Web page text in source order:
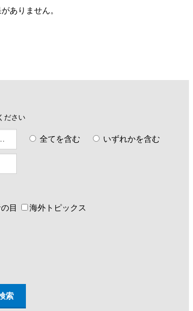
ありません。
ださい
全てを含む いずれかを含む
目 海外トピックス